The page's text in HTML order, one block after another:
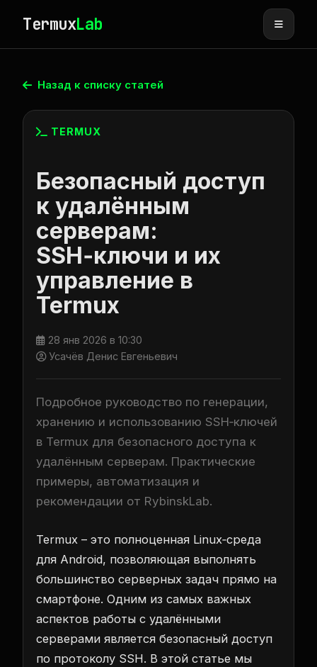
TermuxLab
Назад к списку статей
TERMUX
Безопасный доступ
к удалённым
серверам:
SSH‑ключи и их
управление в
Termux
28 янв 2026 в 10:30
Усачёв Денис Евгеньевич
Подробное руководство по генерации,
хранению и использованию SSH‑ключей
в Termux для безопасного доступа к
удалённым серверам. Практические
примеры, автоматизация и
рекомендации от RybinskLab.
Termux – это полноценная Linux‑среда
для Android, позволяющая выполнять
большинство серверных задач прямо на
смартфоне. Одним из самых важных
аспектов работы с удалёнными
серверами является безопасный доступ
по протоколу SSH. В этой статье мы